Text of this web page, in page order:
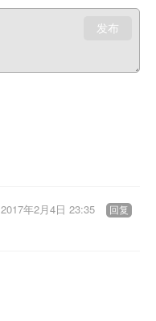
发布
2017年2月4日 23:35 回复